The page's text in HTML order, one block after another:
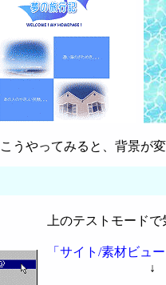
こうやってみると、背景が
上のテストモード
「サイト/素材ビュ
↓